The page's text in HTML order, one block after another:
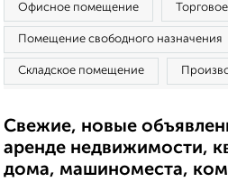
Офисное помещение
Помещение свободного назначения
Складское помещение
Свежие, новые
аренде недвижимости,
дома, машиноместа,